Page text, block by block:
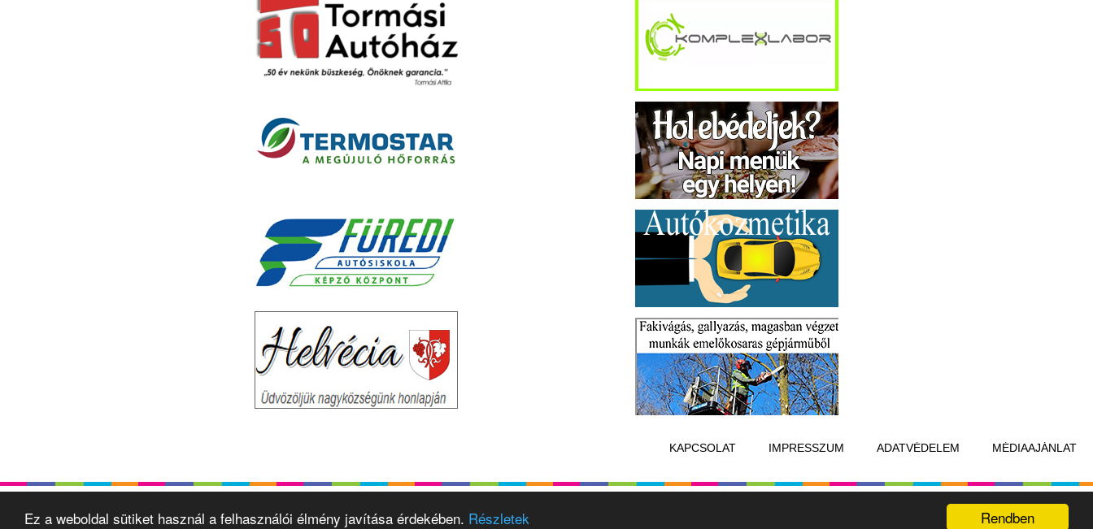
Rendben
Ez a weboldal sütiket használ a felhasználói élmény javítása érdekében. Részletek
KAPCSOLAT IMPRESSZUM ADATVÉDELEM MÉDIAAJÁNLAT